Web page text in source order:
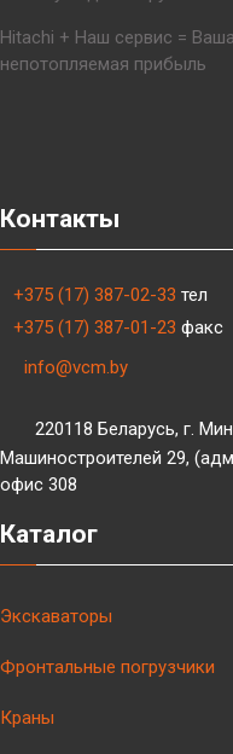
Hitachi + Наш сервис = Ваша
непотопляемая прибыль
Контакты
+375 (17) 387-02-33 тел
+375 (17) 387-01-23 факс
info@vcm.by
220118 Беларусь, г.
Машиностроителей 29,
офис 308
Каталог
Экскаваторы
Фронтальные погрузчики
Краны